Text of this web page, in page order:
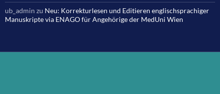
ub_admin zu Neu: Korrekturlesen und Editieren englischsprachiger
Manuskripte via ENAGO für Angehörige der MedUni Wien